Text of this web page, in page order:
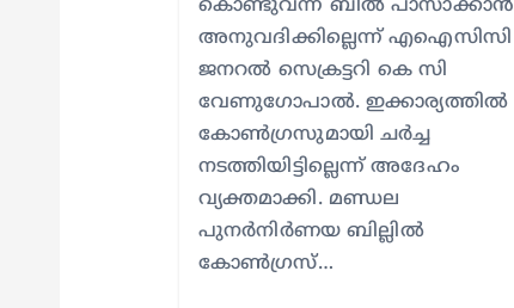
കൊണ്ടുവന്ന ബിൽ പാസാക്കാൻ
അനുവദിക്കില്ലെന്ന് എഐസിസി
ജനറൽ സെക്രട്ടറി കെ സി
വേണുഗോപാൽ. ഇക്കാര്യത്തിൽ
കോൺഗ്രസുമായി ചർച്ച
നടത്തിയിട്ടില്ലെന്ന് അദേഹം
വ്യക്തമാക്കി. മണ്ഡല
പുനർനിർണയ ബില്ലിൽ
കോൺഗ്രസ്…